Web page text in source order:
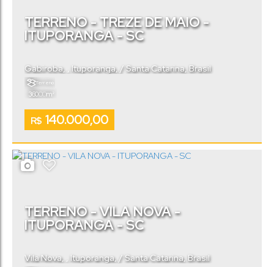
R$ 140.000,00
TERRENO - TREZE DE MAIO -
ITUPORANGA - SC
Gabiroba Ituporanga, Santa Catarina, Brasil
Terreno:
360.00m²
TERRENO - VILA NOVA -
ITUPORANGA - SC
Vila Nova Ituporanga, Santa Catarina, Brasil